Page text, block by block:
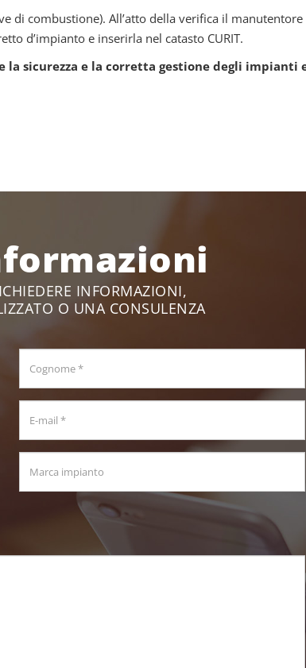
di combustione). All’atto della verifica il
d’impianto e inserirla nel catasto CURIT.
la sicurezza e la corretta gestione degli
INFORMAZIONI,
O UNA CONSULENZA